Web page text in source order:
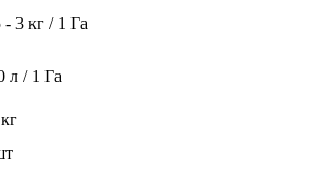
- 3 кг / 1 Га
л / 1 Га